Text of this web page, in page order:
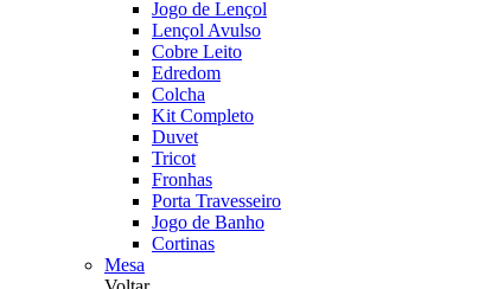
Jogo de Lençol
Lençol Avulso
Cobre Leito
Edredom
Colcha
Kit Completo
Duvet
Tricot
Fronhas
Porta Travesseiro
Jogo de Banho
Cortinas
Mesa